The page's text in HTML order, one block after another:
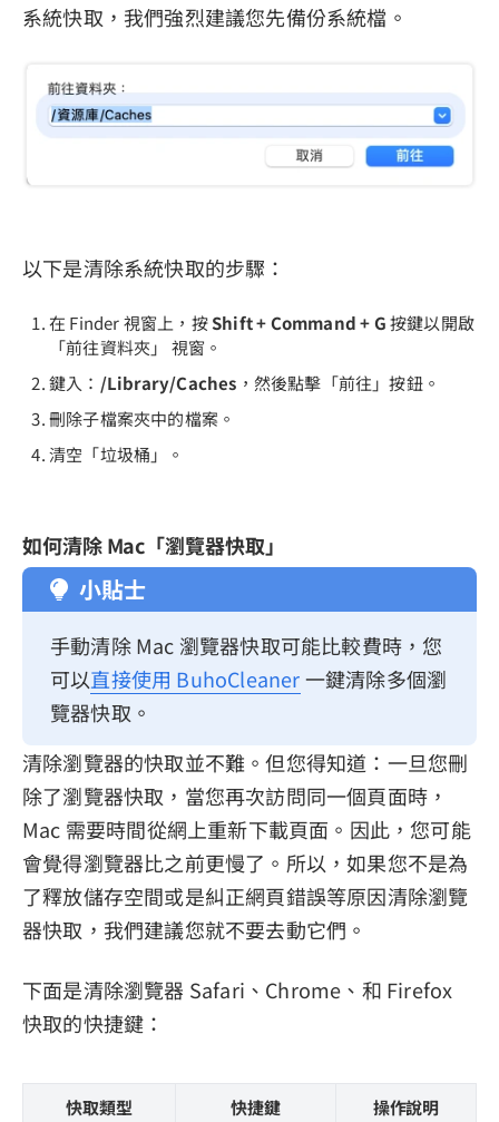
系統快取，我們強烈建議您先備份系統檔。
以下是清除系統快取的步驟：
在 Finder 視窗上，按Shift + Command + G按鍵以開啟
「前往資料夾」 視窗。
鍵入： /Library/Caches ，然後點擊「前往」按鈕。
刪除子檔案夾中的檔案。
清空「垃圾桶」。
如何清除 Mac「瀏覽器快取」
小貼士
手動清除 Mac 瀏覽器快取可能比較費時，您
可以直接使用 BuhoCleaner一鍵清除多個瀏
覽器快取。
清除瀏覽器的快取並不難。但您得知道：一旦您刪
除了瀏覽器快取，當您再次訪問同一個頁面時，
Mac 需要時間從網上重新下載頁面。因此，您可能
會覺得瀏覽器比之前更慢了。所以，如果您不是為
了釋放儲存空間或是糾正網頁錯誤等原因清除瀏覽
器快取，我們建議您就不要去動它們。
下面是清除瀏覽器 Safari、Chrome、和 Firefox
快取的快捷鍵：
快取類型 快捷鍵 操作說明